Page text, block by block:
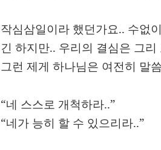
작심삼일이라 했던가요.. 수없
긴 하지만.. 우리의 결심은 그
그런 제게 하나님은 여전히 말
“네 스스로 개척하라..”
“네가 능히 할 수 있으리라..”